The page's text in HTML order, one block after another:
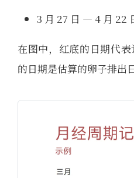
3 月 27 日 — 4 月 22
在图中，红底的日期代
的日期是估算的卵子排出